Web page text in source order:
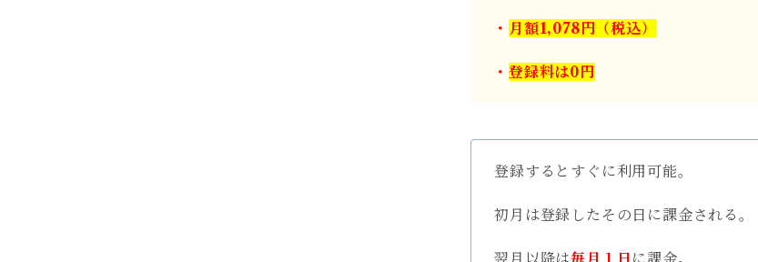
・ 月額1,078円（税込）
・ 登録料は0円
登録するとすぐに利用可能。
初月は登録したその日に課金される。